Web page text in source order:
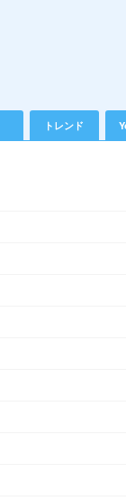
トレンド